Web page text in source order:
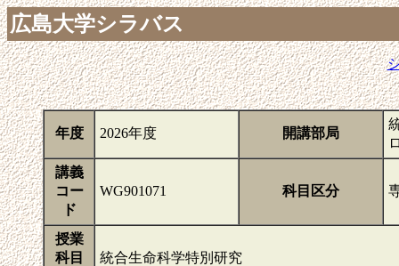
広島大学シラバス
年度 2026年度 開講部局
講義
コー
ド
WG901071 科目区分
授業
科目
統合生命科学特別研究